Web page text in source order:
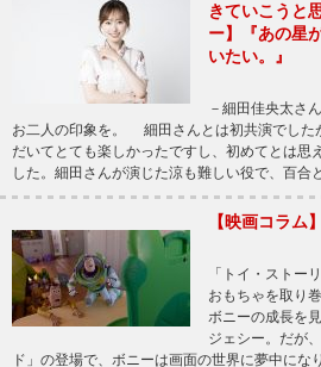
きていこうと
ー】『あの星
いたい。』
－細田佳央太さ
お二人の印象を。 細田さんとは初共演でした
だいてとても楽しかったですし、初めてとは思
した。細田さんが演じた涼も難しい役で、百合
【映画コラム
「トイ・スト
おもちゃを取り
ボニーの成長を
ジェシー。だが
ド」の登場で、ボニーは画面の世界に夢中に